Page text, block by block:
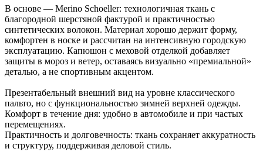
В основе — Merino Schoeller: технологичная ткань с
благородной шерстяной фактурой и практичностью
синтетических волокон. Материал хорошо держит форму,
комфортен в носке и рассчитан на интенсивную городскую
эксплуатацию. Капюшон с меховой отделкой добавляет
защиты в мороз и ветер, оставаясь визуально «премиальной»
деталью, а не спортивным акцентом.
Презентабельный внешний вид на уровне классического
пальто, но с функциональностью зимней верхней одежды.
Комфорт в течение дня: удобно в автомобиле и при частых
перемещениях.
Практичность и долговечность: ткань сохраняет аккуратность
и структуру, поддерживая деловой стиль.